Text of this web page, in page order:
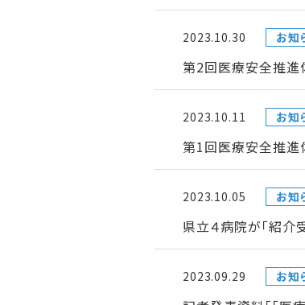
2023.10.30 お知
第2回医療安全推進
2023.10.11 お知
第1回医療安全推進
2023.10.05 お知
県立４病院が「紹介
2023.09.29 お知